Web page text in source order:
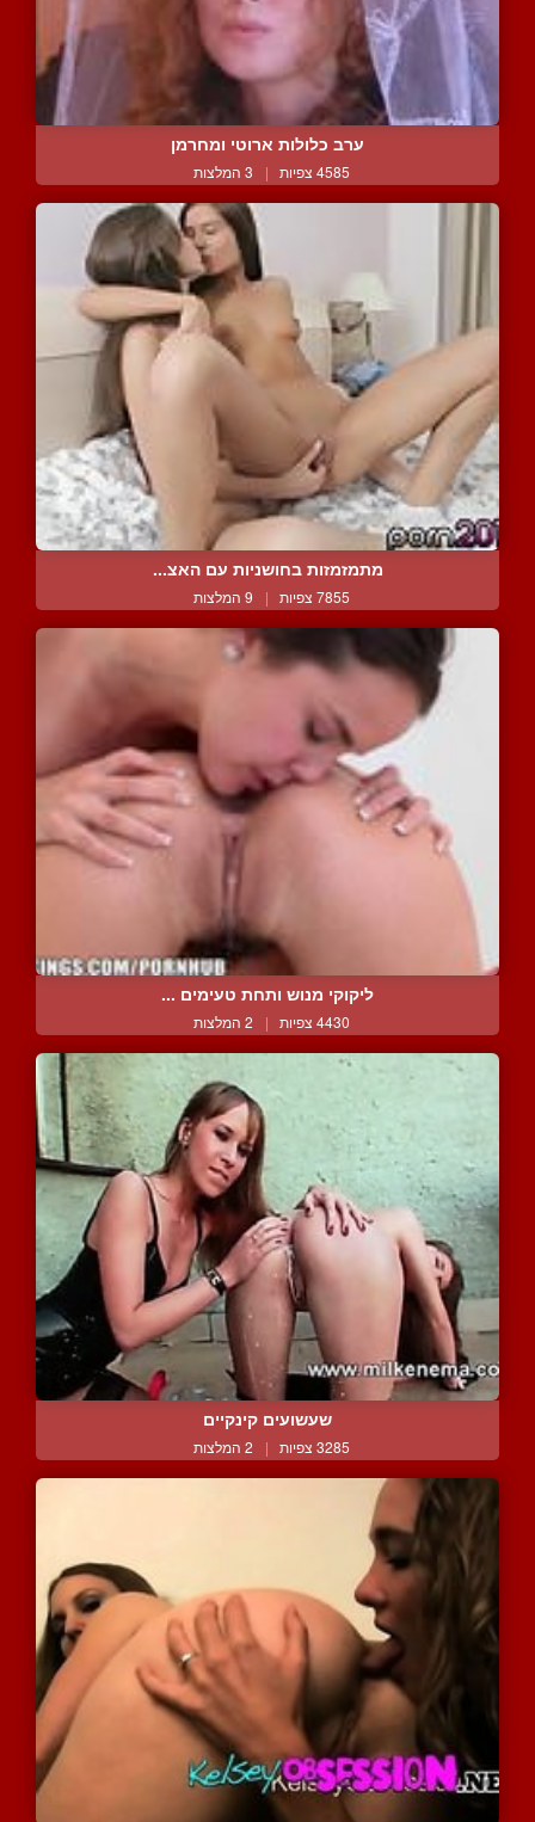
ערב כלולות ארוטי ומחרמן
4585 צפיות | 3 המלצות
מתמזמזות בחושניות עם האצ...
7855 צפיות | 9 המלצות
ליקוקי מנוש ותחת טעימים ...
4430 צפיות | 2 המלצות
שעשועים קינקיים
3285 צפיות | 2 המלצות